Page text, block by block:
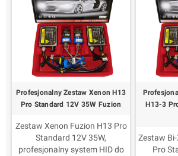
Profesjonalny Zestaw Xenon H13
Pro Standard 12V 35W Fuzion
Zestaw Xenon Fuzion H13 Pro
Standard 12V 35W,
profesjonalny system HID do
H13-3
Zestaw
Pro